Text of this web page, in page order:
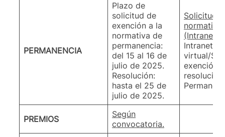
PERMANENCIA
Plazo de
solicitud de
exención a la
normativa de
permanencia:
del 15 al 16 de
julio de 2025.
Resolución:
hasta el 25 de
julio de 2025.
Solicitud
normativa
(Intranet).
Intranet/
virtual/
exención
PREMIOS
Según
convocatoria.